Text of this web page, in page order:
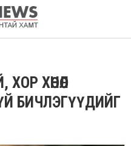
ХӨНӨӨЛ
БИЧЛЭГҮҮДИЙГ